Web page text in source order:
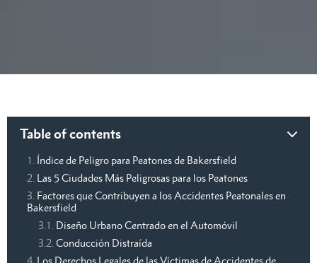
Table of contents
Índice de Peligro para Peatones de Bakersfield
Las 5 Ciudades Más Peligrosas para los Peatones
Factores que Contribuyen a los Accidentes Peatonales en
Bakersfield
Diseño Urbano Centrado en el Automóvil
Conducción Distraída